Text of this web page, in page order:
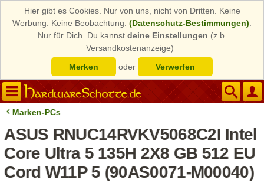
Hier gibt es Cookies. Nur von uns, nicht von Dritten. Keine
Werbung. Keine Beobachtung. (Datenschutz-Bestimmungen)
Nur für Dich. Du kannst deine Einstellungen (z.b.
Versandkostenanzeige)
Merken
oder Verwerfen
Marken-PCs
ASUS RNUC14RVKV5068C2I Intel
Core Ultra 5 135H 2X8 GB 512 EU
Cord W11P 5 (90AS0071-M00040)